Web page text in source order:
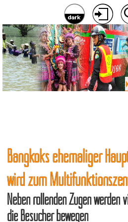
Bangkoks ehemaliger
wird zum
Neben rollenden Zügen werden
die Besucher bewegen